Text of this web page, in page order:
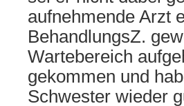
aufnehmende Arzt
BehandlungsZ.
Wartebereich
gekommen und
Schwester wieder